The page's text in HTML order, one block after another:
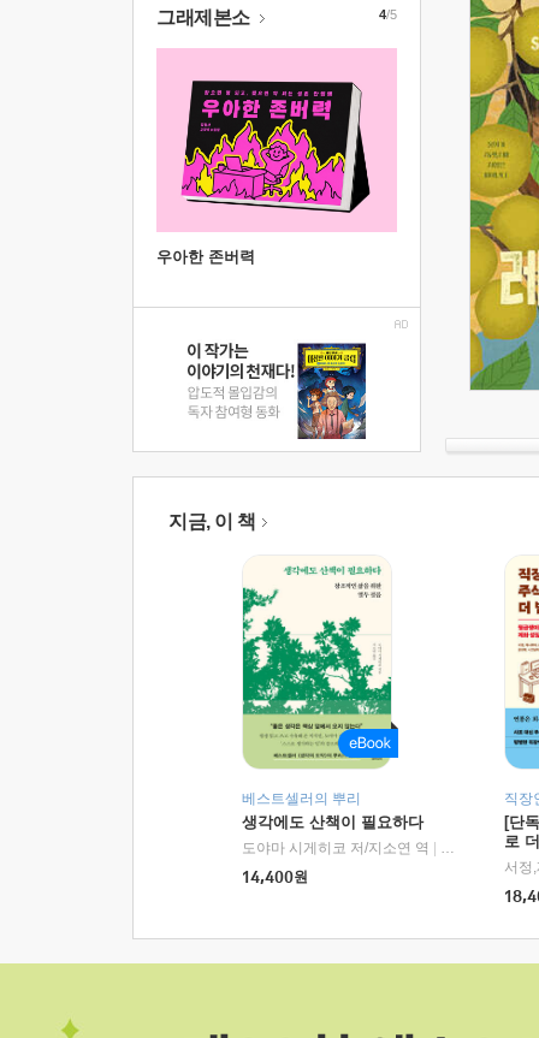
그래제본소
우아한 존버력
4/5
지금, 이 책
베스트셀러의 뿌리
생각에도 산책이 필요하다
도야마 시게히코 저/지소연 역
알에이치코리
14,400원
직장
[단
로